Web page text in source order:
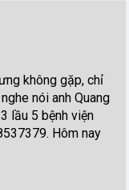
không gặp, chỉ
nói anh Quang
lầu 5 bệnh viện
Hôm nay